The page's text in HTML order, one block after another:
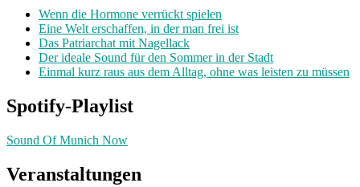
Wenn die Hormone verrückt spielen
Eine Welt erschaffen, in der man frei ist
Das Patriarchat mit Nagellack
Der ideale Sound für den Sommer in der Stadt
Einmal kurz raus aus dem Alltag, ohne was leisten zu müssen
Spotify-Playlist
Sound Of Munich Now
Veranstaltungen